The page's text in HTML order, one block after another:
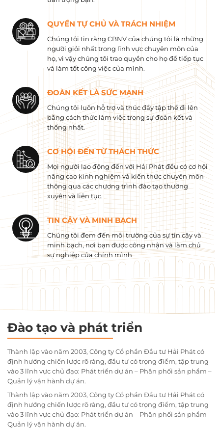
QUYỀN TỰ CHỦ VÀ TRÁCH NHIỆM
Chúng tôi tin rằng CBNV của chúng tôi là những
người giỏi nhất trong lĩnh vực chuyên môn của
họ, vì vậy chúng tôi trao quyền cho họ để tiếp tục
và làm tốt công việc của mình.
ĐOÀN KẾT LÀ SỨC MẠNH
Chúng tôi luôn hỗ trợ và thúc đẩy tập thể đi lên
bằng cách thức làm việc trong sự đoàn kết và
thống nhất.
CƠ HỘI ĐẾN TỪ THÁCH THỨC
Mọi người lao động đến với Hải Phát đều có cơ hội
nâng cao kinh nghiệm và kiến ​​thức chuyên môn
thông qua các chương trình đào tạo thường
xuyên và liên tục.
TIN CẬY VÀ MINH BẠCH
Chúng tôi đem đến môi trường của sự tin cậy và
minh bạch, nơi bạn được công nhận và làm chủ
sự nghiệp của chính mình
Đào tạo và phát triển
Thành lập vào năm 2003, Công ty Cổ phần Đầu tư Hải Phát có
định hướng chiến lược rõ ràng, đầu tư có trọng điểm, tập trung
vào 3 lĩnh vực chủ đạo: Phát triển dự án – Phân phối sản phẩm –
Quản lý vận hành dự án.
Thành lập vào năm 2003, Công ty Cổ phần Đầu tư Hải Phát có
định hướng chiến lược rõ ràng, đầu tư có trọng điểm, tập trung
vào 3 lĩnh vực chủ đạo: Phát triển dự án – Phân phối sản phẩm –
Quản lý vận hành dự án.